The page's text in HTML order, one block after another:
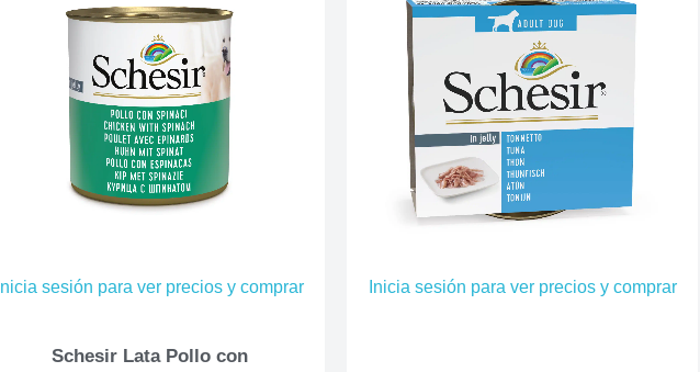
Inicia sesión para ver precios y comprar
Schesir Lata Pollo con
Inicia sesión para ver precios y comprar